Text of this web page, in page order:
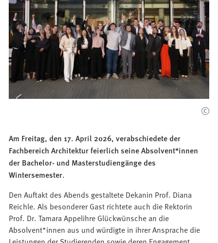
Am Freitag, den 17. April 2026, verabschiedete der
Fachbereich Architektur feierlich seine Absolvent*innen
der Bachelor- und Masterstudiengänge des
Wintersemester.
Den Auftakt des Abends gestaltete Dekanin Prof. Diana
Reichle. Als besonderer Gast richtete auch die Rektorin
Prof. Dr. Tamara Appelihre Glückwünsche an die
Absolvent*innen aus und würdigte in ihrer Ansprache die